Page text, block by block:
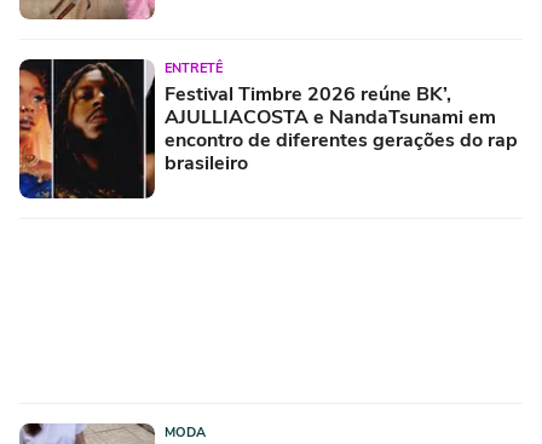
ENTRETÊ
Festival Timbre 2026 reúne BK’,
AJULLIACOSTA e NandaTsunami em
encontro de diferentes gerações do rap
brasileiro
MODA